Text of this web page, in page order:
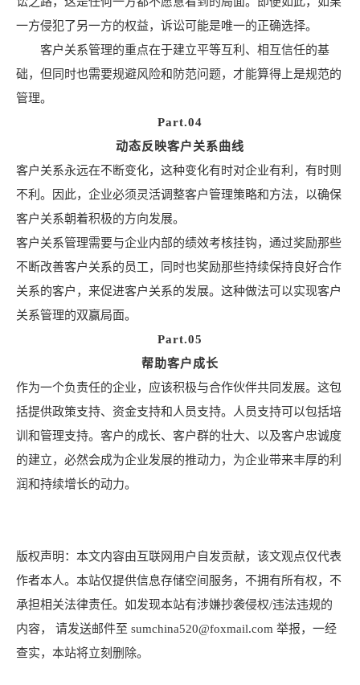
一方侵犯了另一方的权益，诉讼可能是唯一的正确选择。
客户关系管理的重点在于建立平等互利、相互信任的基
础，但同时也需要规避风险和防范问题，才能算得上是规范的
管理。
Part.04
动态反映客户关系曲线
客户关系永远在不断变化，这种变化有时对企业有利，有时则
不利。因此，企业必须灵活调整客户管理策略和方法，以确保
客户关系朝着积极的方向发展。
客户关系管理需要与企业内部的绩效考核挂钩，通过奖励那些
不断改善客户关系的员工，同时也奖励那些持续保持良好合作
关系的客户，来促进客户关系的发展。这种做法可以实现客户
关系管理的双赢局面。
Part.05
帮助客户成长
作为一个负责任的企业，应该积极与合作伙伴共同发展。这包
括提供政策支持、资金支持和人员支持。人员支持可以包括培
训和管理支持。客户的成长、客户群的壮大、以及客户忠诚度
的建立，必然会成为企业发展的推动力，为企业带来丰厚的利
润和持续增长的动力。
版权声明：本文内容由互联网用户自发贡献，该文观点仅代表
作者本人。本站仅提供信息存储空间服务，不拥有所有权，不
承担相关法律责任。如发现本站有涉嫌抄袭侵权/违法违规的
内容， 请发送邮件至 sumchina520@foxmail.com 举报，一经
查实，本站将立刻删除。